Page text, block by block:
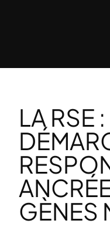
LA RSE
GÈNES